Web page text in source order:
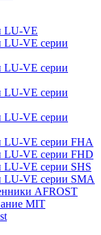
LU-VE
LU-VE серии
LU-VE серии
LU-VE серии
LU-VE серии
LU-VE серии FHA
LU-VE серии FHD
LU-VE серии SHS
LU-VE серии SMA
AFROST
MIT